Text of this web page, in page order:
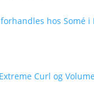
Curl og Volume